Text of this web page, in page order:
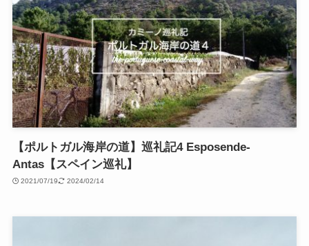
【ポルトガル海岸の道】巡礼記4 Esposende-
Antas【スペイン巡礼】
2021/07/19 2024/02/14